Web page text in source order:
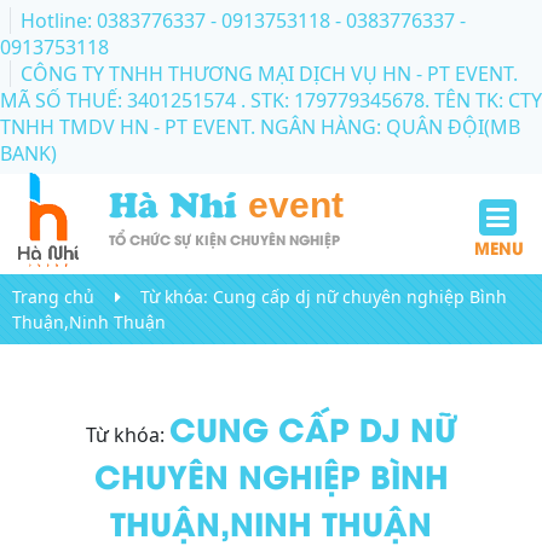
Hotline: 0383776337 - 0913753118- 0383776337 -
0913753118
CÔNG TY TNHH THƯƠNG MẠI DỊCH VỤ HN - PT EVENT.
MÃ SỐ THUẾ: 3401251574 . STK: 179779345678. TÊN TK: CTY
TNHH TMDV HN - PT EVENT. NGÂN HÀNG: QUÂN ĐỘI(MB
BANK)
Hà Nhí event
TỔ CHỨC SỰ KIỆN CHUYÊN NGHIỆP MENU
Trang chủ Từ khóa: Cung cấp dj nữ chuyên nghiệp Bình
Thuận,Ninh Thuận
Từ khóa: CUNG CẤP DJ NỮ
CHUYÊN NGHIỆP BÌNH
THUẬN,NINH THUẬN